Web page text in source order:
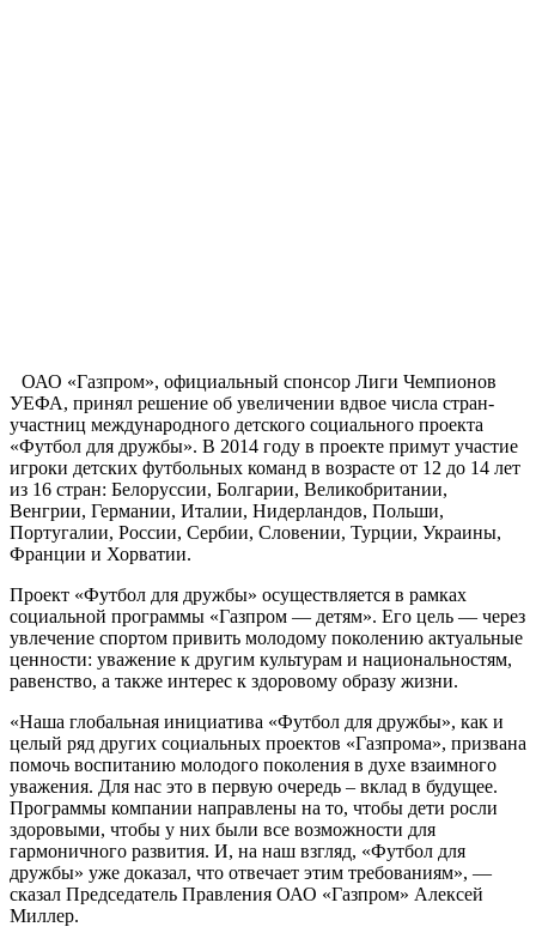
ОАО «Газпром», официальный спонсор Лиги Чемпионов
УЕФА, принял решение об увеличении вдвое числа стран-
участниц международного детского социального проекта
«Футбол для дружбы». В 2014 году в проекте примут участие
игроки детских футбольных команд в возрасте от 12 до 14 лет
из 16 стран: Белоруссии, Болгарии, Великобритании,
Венгрии, Германии, Италии, Нидерландов, Польши,
Португалии, России, Сербии, Словении, Турции, Украины,
Франции и Хорватии.
Проект «Футбол для дружбы» осуществляется в рамках
социальной программы «Газпром — детям». Его цель — через
увлечение спортом привить молодому поколению актуальные
ценности: уважение к другим культурам и национальностям,
равенство, а также интерес к здоровому образу жизни.
«Наша глобальная инициатива «Футбол для дружбы», как и
целый ряд других социальных проектов «Газпрома», призвана
помочь воспитанию молодого поколения в духе взаимного
уважения. Для нас это в первую очередь – вклад в будущее.
Программы компании направлены на то, чтобы дети росли
здоровыми, чтобы у них были все возможности для
гармоничного развития. И, на наш взгляд, «Футбол для
дружбы» уже доказал, что отвечает этим требованиям», —
сказал Председатель Правления ОАО «Газпром» Алексей
Миллер.